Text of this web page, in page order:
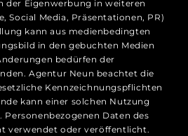
der Eigenwerbung in weiteren
Social Media, Präsentationen, PR)
kann aus medienbedingten
in den gebuchten Medien
bedürfen der
Agentur Neun beachtet die
Kennzeichnungspflichten
kann einer solchen Nutzung
Daten des
verwendet oder veröffentlicht.